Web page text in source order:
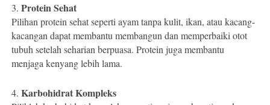
3.Protein Sehat
Pilihan protein sehat seperti ayam tanpa kulit, ikan, atau kacang-
kacangan dapat membantu membangun dan memperbaiki otot
tubuh setelah seharian berpuasa. Protein juga membantu
menjaga kenyang lebih lama.
4.Karbohidrat Kompleks